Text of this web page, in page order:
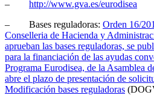
– http://www.gva.es/eurodisea
– Bases reguladoras: Orden 16/
Conselleria de Hacienda y
aprueban las bases reguladoras, se
para la financiación de las ayudas
Programa Eurodisea, de la Asamblea
abre el plazo de presentación de
Modificación bases reguladoras